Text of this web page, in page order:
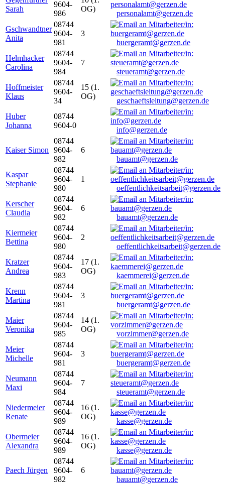
Sarah
9604-
986
OG)
personalamt@gerzen.de
Gschwandtner
Anita
08744
9604-
981
3
buergeramt@gerzen.de
Helmhacker
Carolina
08744
9604-
984
7
steueramt@gerzen.de
Hoffmeister
Klaus
08744
9604-
34
15 (1.
OG)
geschaeftsleitung@gerzen.de
Huber
Johanna
08744
9604-0
info@gerzen.de
Kaiser Simon
08744
9604-
982
6
bauamt@gerzen.de
Kaspar
Stephanie
08744
9604-
980
1
oeffentlichkeitsarbeit@gerzen.de
Kerscher
Claudia
08744
9604-
982
6
bauamt@gerzen.de
Kiermeier
Bettina
08744
9604-
980
2
oeffentlichkeitsarbeit@gerzen.de
Kratzer
Andrea
08744
9604-
983
17 (1.
OG)
kaemmerei@gerzen.de
Krenn
Martina
08744
9604-
981
3
buergeramt@gerzen.de
Maier
Veronika
08744
9604-
985
14 (1.
OG)
vorzimmer@gerzen.de
Meier
Michelle
08744
9604-
981
3
buergeramt@gerzen.de
Neumann
Maxi
08744
9604-
984
7
steueramt@gerzen.de
Niedermeier
Renate
08744
9604-
989
16 (1.
OG)
kasse@gerzen.de
Obermeier
Alexandra
08744
9604-
989
16 (1.
OG)
kasse@gerzen.de
Paech Jürgen
08744
9604-
982
6
bauamt@gerzen.de